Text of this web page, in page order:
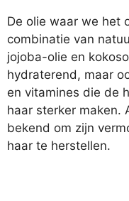
De olie waar we het
combinatie van
jojoba-olie en
hydraterend, maar
en vitamines die de
haar sterker maken.
bekend om zijn
haar te herstellen.